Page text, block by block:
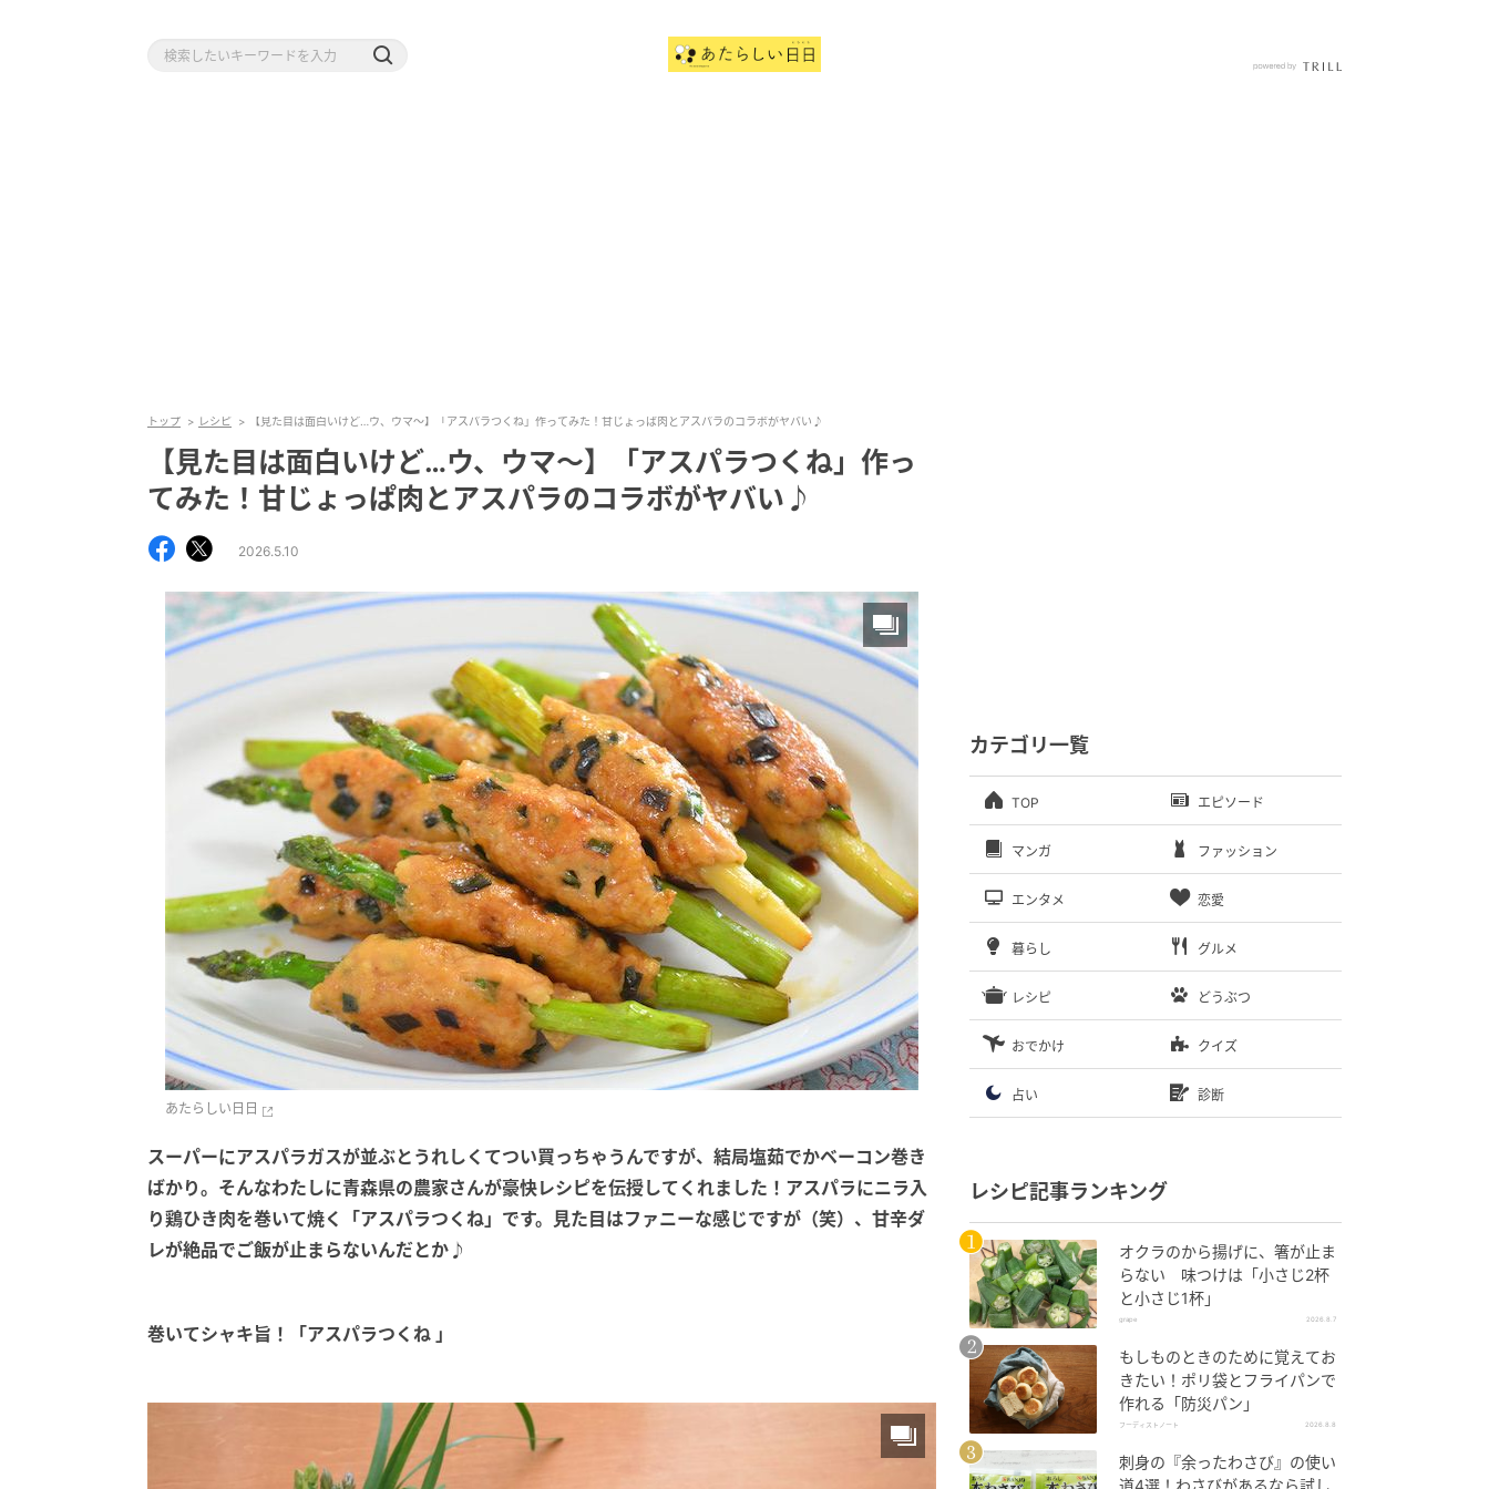
トップ レシピ 【見た目は面白いけど…ウ、ウマ〜】「アスパラつくね」作ってみた！甘じょっぱ肉とアスパラのコラボがヤバい♪
【見た目は面白いけど…ウ、ウマ〜】「アスパラつくね」作っ
てみた！甘じょっぱ肉とアスパラのコラボがヤバい♪
2026.5.10
あたらしい日日
スーパーにアスパラガスが並ぶとうれしくてつい買っちゃうんですが、結局塩茹でかベーコン巻き
ばかり。そんなわたしに青森県の農家さんが豪快レシピを伝授してくれました！アスパラにニラ入
り鶏ひき肉を巻いて焼く「アスパラつくね」です。見た目はファニーな感じですが（笑）、甘辛ダ
レが絶品でご飯が止まらないんだとか♪
巻いてシャキ旨！「アスパラつくね 」
カテゴリ一覧
TOP エピソード
マンガ ファッション
エンタメ 恋愛
暮らし グルメ
レシピ どうぶつ
おでかけ クイズ
占い 診断
レシピ記事ランキング
オクラのから揚げに、箸が止ま
らない 味つけは「小さじ2杯
と小さじ1杯」
grape 2026.8.7
もしものときのために覚えてお
きたい！ポリ袋とフライパンで
作れる「防災パン」
フーディストノート 2026.8.8
刺身の『余ったわさび』の使い
道4選！わさびがあるなら試し